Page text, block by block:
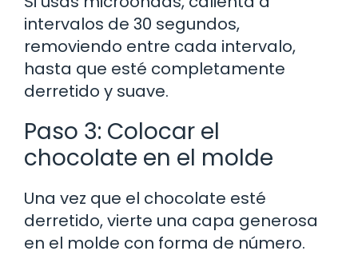
intervalos de 30 segundos,
removiendo entre cada intervalo,
hasta que esté completamente
derretido y suave.
Paso 3: Colocar el
chocolate en el molde
Una vez que el chocolate esté
derretido, vierte una capa generosa
en el molde con forma de número.